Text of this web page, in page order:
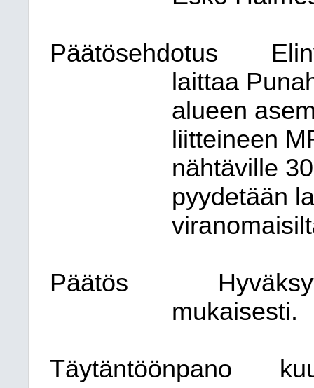
Päätösehdotus
laittaa
alueen
liitteineen
nähtäville
pyydetään
Päätös
mukaisesti.
Täytäntöönpano